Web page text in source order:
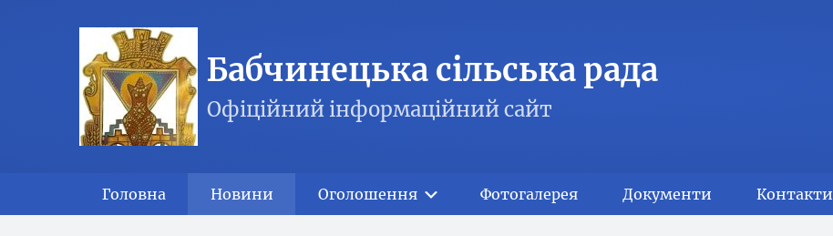
Бабчинецька сільська рада
Офіційний інформаційний сайт
Головна Новини Оголошення Фотогалерея Документи Контакти